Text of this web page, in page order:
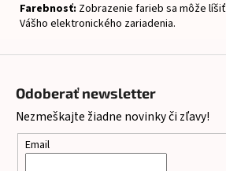
Farebnosť: Zobrazenie farieb sa môže
Vášho elektronického zariadenia.
Odoberať newsletter
Nezmeškajte žiadne novinky či zľavy!
Email